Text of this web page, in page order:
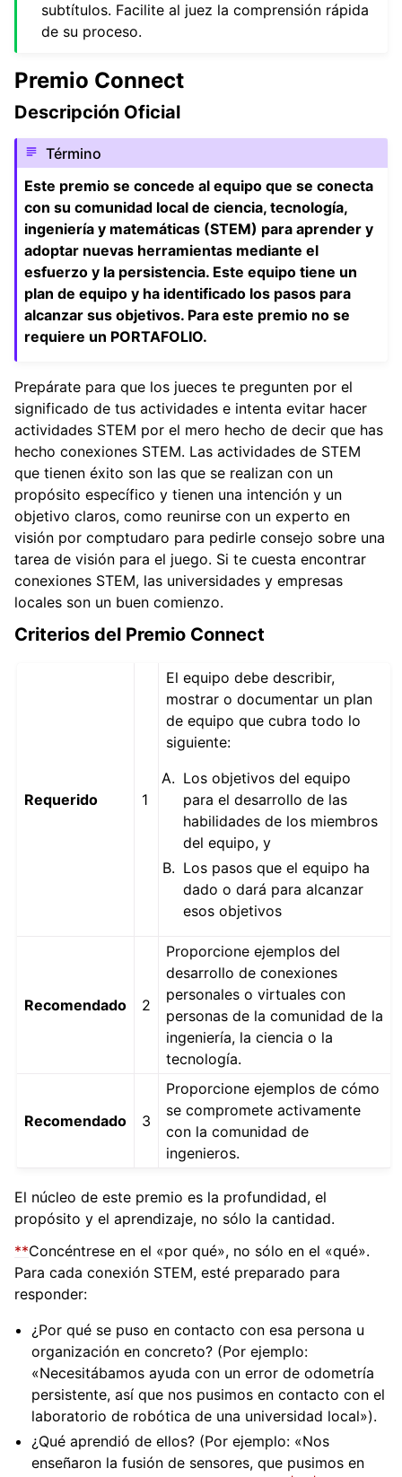
subtítulos. Facilite al juez la comprensión rápida
de su proceso.
Premio Connect
Descripción Oficial
Término
Este premio se concede al equipo que se conecta
con su comunidad local de ciencia, tecnología,
ingeniería y matemáticas (STEM) para aprender y
adoptar nuevas herramientas mediante el
esfuerzo y la persistencia. Este equipo tiene un
plan de equipo y ha identificado los pasos para
alcanzar sus objetivos. Para este premio no se
requiere un PORTAFOLIO.
Prepárate para que los jueces te pregunten por el
significado de tus actividades e intenta evitar hacer
actividades STEM por el mero hecho de decir que has
hecho conexiones STEM. Las actividades de STEM
que tienen éxito son las que se realizan con un
propósito específico y tienen una intención y un
objetivo claros, como reunirse con un experto en
visión por comptudaro para pedirle consejo sobre una
tarea de visión para el juego. Si te cuesta encontrar
conexiones STEM, las universidades y empresas
locales son un buen comienzo.
Criterios del Premio Connect
Requerido 1
El equipo debe describir,
mostrar o documentar un plan
de equipo que cubra todo lo
siguiente:
Los objetivos del equipo
para el desarrollo de las
habilidades de los miembros
del equipo, y
Los pasos que el equipo ha
dado o dará para alcanzar
esos objetivos
Recomendado 2
Proporcione ejemplos del
desarrollo de conexiones
personales o virtuales con
personas de la comunidad de la
ingeniería, la ciencia o la
tecnología.
Recomendado 3
Proporcione ejemplos de cómo
se compromete activamente
con la comunidad de
ingenieros.
El núcleo de este premio es la profundidad, el
propósito y el aprendizaje, no sólo la cantidad.
**Concéntrese en el «por qué», no sólo en el «qué».
Para cada conexión STEM, esté preparado para
responder:
¿Por qué se puso en contacto con esa persona u
organización en concreto? (Por ejemplo:
«Necesitábamos ayuda con un error de odometría
persistente, así que nos pusimos en contacto con el
laboratorio de robótica de una universidad local»).
¿Qué aprendió de ellos? (Por ejemplo: «Nos
enseñaron la fusión de sensores, que pusimos en